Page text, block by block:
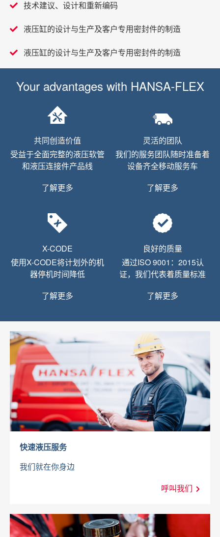
技术建议、设计和重新编码
液压缸的设计与生产及客户专用密封件的制造
液压缸的设计与生产及客户专用密封件的制造
Your advantages with HANSA-FLEX
共同创造价值
受益于全面完整的液压软管
和液压连接件产品线
了解更多
灵活的团队
我们的服务团队随时准备着
设备齐全移动服务车
了解更多
X-CODE
使用X-CODE将计划外的机
器停机时间降低
了解更多
良好的质量
通过ISO 9001：2015认
证，我们代表着质量标准
了解更多
快速液压服务
我们就在你身边
呼叫我们